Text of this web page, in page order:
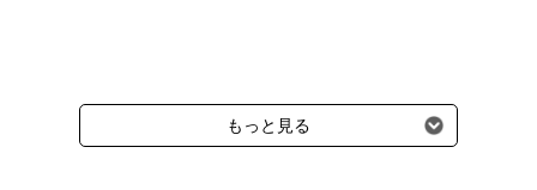
受けます。
もっと見る